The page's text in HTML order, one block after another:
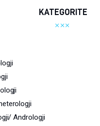
shkencore dhe mjekesore per COVID-19
e zemres
KATEGORITE
Andrologji